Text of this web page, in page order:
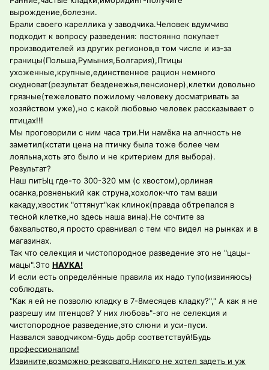
вырождение,болезни.
Брали своего кареллика у заводчика.Человек вдумчиво
подходит к вопросу разведения: постоянно покупает
производителей из других регионов,в том числе и из-за
границы(Польша,Румыния,Болгария),Птицы
ухоженные,крупные,единственное рацион немного
скудноват(результат безденежья,пенсионер),клетки довольно
грязные(тежеловато пожилому человеку досматривать за
хозяйством уже),но с какой любовью человек рассказывает о
птицах!!!
Мы проговорили с ним часа три.Ни намёка на алчность не
заметил(кстати цена на птичку была тоже более чем
лояльна,хоть это было и не критерием для выбора).
Результат?
Наш питЫц где-то 300-320 мм (с хвостом),орлиная
осанка,ровненький как струна,хохолок-что там ваши
какаду,хвостик "оттянут"как клинок(правда обтрепался в
тесной клетке,но здесь наша вина).Не сочтите за
бахвальство,я просто сравнивал с тем что видел на рынках и в
магазинах.
Так что селекция и чистопородное разведение это не "цацы-
мацы".Это НАУКА!
И если есть определённые правила их надо тупо(извиняюсь)
соблюдать.
"Как я ей не позволю кладку в 7-8месяцев кладку?"," А как я не
разрешу им птенцов? У них любовь"-это не селекция и
чистопородное разведение,это слюни и уси-пуси.
Назвался заводчиком-будь добр соответствуй!Будь
профессионалом!
Извините,возможно резковато.Никого не хотел задеть и уж